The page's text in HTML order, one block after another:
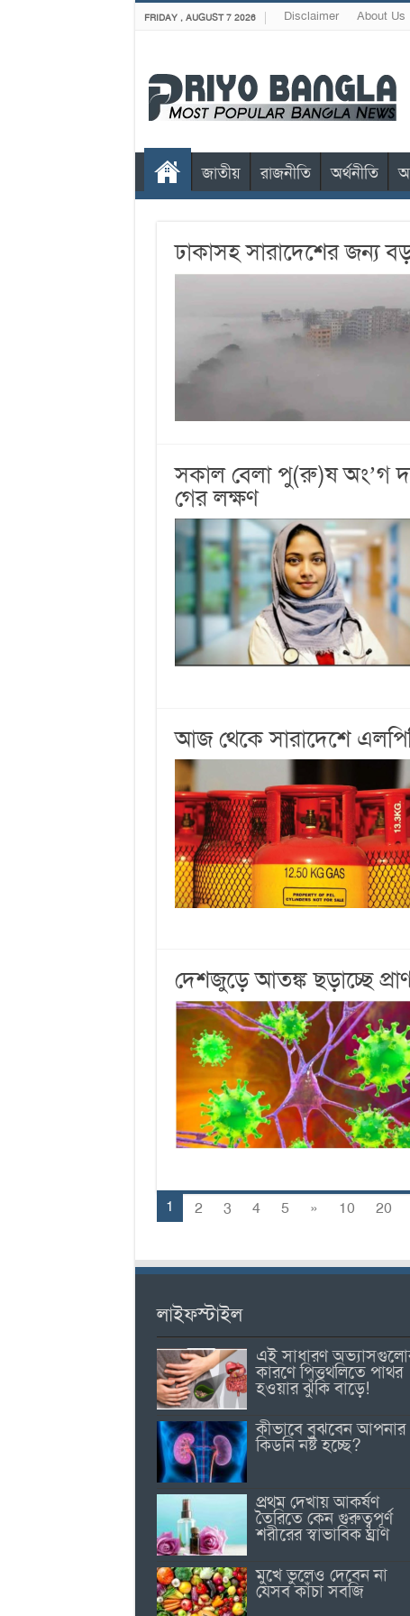
FRIDAY , AUGUST 7 2026 Disclaimer About Us
জাতীয় রাজনীতি অর্থনীতি
ঢাকাসহ সারাদেশের জন্য
সকাল বেলা পু(রু)ষ অং’গ
গের লক্ষণ
আজ থেকে সারাদেশে
দেশজুড়ে আতঙ্ক ছড়াচ্ছে
1 2 3 4 5 » 10 20
লাইফস্টাইল
এই সাধারণ
কারণে পিত্তথলিতে পাথর
হওয়ার ঝুঁকি বাড়ে!
কীভাবে বুঝবেন আপনার
কিডনি নষ্ট হচ্ছে?
প্রথম দেখায় আকর্ষণ
তৈরিতে কেন গুরুত্বপূর্ণ
শরীরের স্বাভাবিক ঘ্রাণ
মুখে ভুলেও দেবেন না
যেসব কাঁচা সবজি